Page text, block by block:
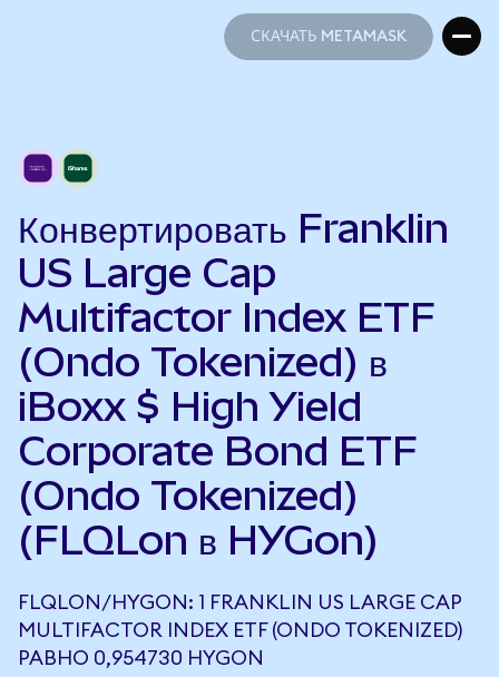
СКАЧАТЬ METAMASK
Конвертировать Franklin
US Large Cap
Multifactor Index ETF
(Ondo Tokenized) в
iBoxx $ High Yield
Corporate Bond ETF
(Ondo Tokenized)
(FLQLon в HYGon)
FLQLON/HYGON: 1 FRANKLIN US LARGE CAP
MULTIFACTOR INDEX ETF (ONDO TOKENIZED)
РАВНО 0,954730 HYGON